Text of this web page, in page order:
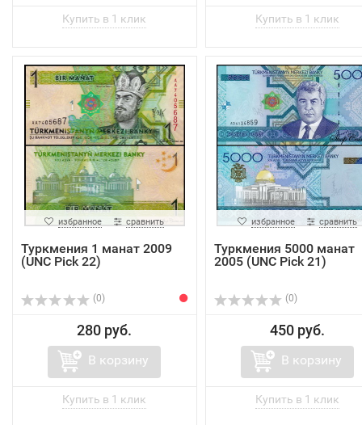
избранное сравнить
Туркмения 1 манат 2009
(UNC Pick 22)
(0)
280 руб.
В корзину
избранное сравнить
Туркмения 5000 манат
2005 (UNC Pick 21)
(0)
450 руб.
В корзину